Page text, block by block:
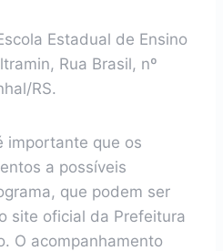
Estadual de Ensino
Rua Brasil, nº
RS.
importante que os
a possíveis
que podem ser
site oficial da Prefeitura
O acompanhamento